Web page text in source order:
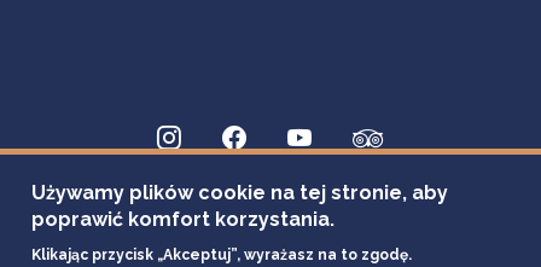
Używamy plików cookie na tej stronie, aby
poprawić komfort korzystania.
Klikając przycisk „Akceptuj”, wyrażasz na to zgodę.